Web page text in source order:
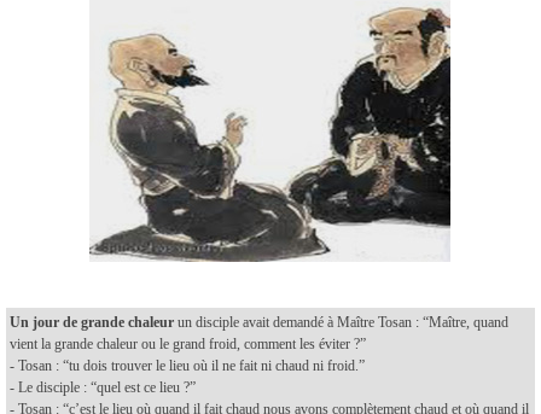
Un jour de grande chaleur un disciple avait demandé à Maître Tosan : “Maître, quand
vient la grande chaleur ou le grand froid, comment les éviter ?”
- Tosan : “tu dois trouver le lieu où il ne fait ni chaud ni froid.”
- Le disciple : “quel est ce lieu ?”
- Tosan : “c’est le lieu où quand il fait chaud nous avons complètement chaud et où quand il